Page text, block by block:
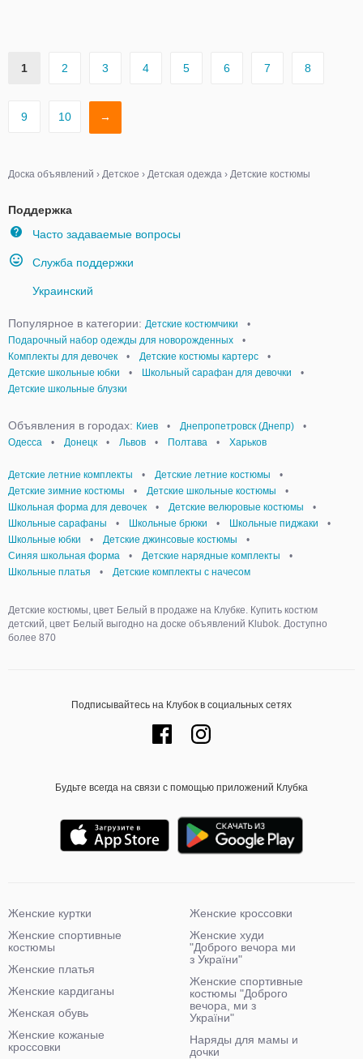
1 2 3 4 5 6 7 8
9 10 →
Доска объявлений › Детское › Детская одежда › Детские костюмы
Поддержка
Часто задаваемые вопросы
Служба поддержки
Украинский
Популярное в категории: Детские костюмчики
•
Подарочный набор одежды для новорожденных
•
Комплекты для девочек
• Детские костюмы картерс
•
Детские школьные юбки
• Школьный сарафан для девочки
•
Детские школьные блузки
Объявления в городах: Киев • Днепропетровск (Днепр)
•
Одесса
• Донецк • Львов • Полтава • Харьков
Детские летние комплекты • Детские летние костюмы
•
Детские зимние костюмы
• Детские школьные костюмы
•
Школьная форма для девочек
• Детские велюровые костюмы
•
Школьные сарафаны
• Школьные брюки • Школьные пиджаки
•
Школьные юбки
• Детские джинсовые костюмы
•
Синяя школьная форма
• Детские нарядные комплекты
•
Школьные платья
• Детские комплекты с начесом
Детские костюмы, цвет Белый в продаже на Клубке. Купить костюм
детский, цвет Белый выгодно на доске объявлений Klubok. Доступно
более 870
Подписывайтесь на Клубок в социальных сетях
Будьте всегда на связи с помощью приложений Клубка
Женские куртки
Женские спортивные
костюмы
Женские платья
Женские кардиганы
Женская обувь
Женские кожаные
кроссовки
Женские кроссовки
Женские худи
"Доброго вечора ми
з України"
Женские спортивные
костюмы "Доброго
вечора, ми з
України"
Наряды для мамы и
дочки